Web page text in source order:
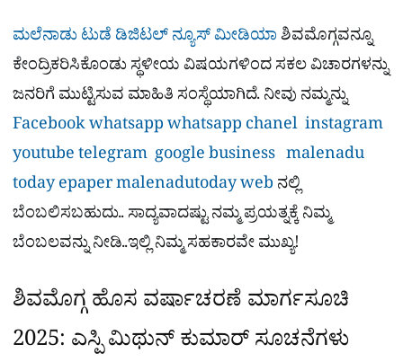
ಮಲೆನಾಡು ಟುಡೆ ಡಿಜಿಟಲ್ ನ್ಯೂಸ್ ಮೀಡಿಯಾಶಿವಮೊಗ್ಗವನ್ನೂ
ಕೇಂದ್ರಿಕರಿಸಿಕೊಂಡು ಸ್ಥಳೀಯ ವಿಷಯಗಳಿಂದ ಸಕಲ ವಿಚಾರಗಳನ್ನು
ಜನರಿಗೆ ಮುಟ್ಟಿಸುವ ಮಾಹಿತಿ ಸಂಸ್ಥೆಯಾಗಿದೆ. ನೀವು ನಮ್ಮನ್ನು
Facebookwhatsappwhatsapp chanel instagram
youtubetelegram google business malenadu
today epapermalenadutoday web ನಲ್ಲಿ
ಬೆಂಬಲಿಸಬಹುದು.. ಸಾದ್ಯವಾದಷ್ಟು ನಮ್ಮ ಪ್ರಯತ್ನಕ್ಕೆ ನಿಮ್ಮ
ಬೆಂಬಲವನ್ನು ನೀಡಿ..ಇಲ್ಲಿ ನಿಮ್ಮ ಸಹಕಾರವೇ ಮುಖ್ಯ!
ಶಿವಮೊಗ್ಗ ಹೊಸ ವರ್ಷಾಚರಣೆ ಮಾರ್ಗಸೂಚಿ
2025: ಎಸ್ಪಿ ಮಿಥುನ್ ಕುಮಾರ್ ಸೂಚನೆಗಳು